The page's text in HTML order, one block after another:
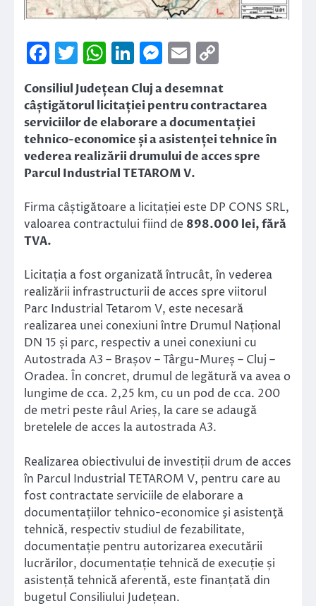
Facebook
Twitter
WhatsApp
LinkedIn
Messenger
Email
Consiliul Județean Cluj a desemnat
câștigătorul licitației pentru contractarea
serviciilor de elaborare a documentației
tehnico-economice și a asistenței tehnice în
vederea realizării drumului de acces spre
Parcul Industrial TETAROM V.
Firma câștigătoare a licitației este DP CONS SRL,
valoarea contractului fiind de 898.000 lei, fără
TVA.
Licitația a fost organizată întrucât, în vederea
realizării infrastructurii de acces spre viitorul
Parc Industrial Tetarom V, este necesară
realizarea unei conexiuni între Drumul Național
DN 15 și parc, respectiv a unei conexiuni cu
Autostrada A3 – Brașov – Târgu-Mureș – Cluj –
Oradea. În concret, drumul de legătură va avea o
lungime de cca. 2,25 km, cu un pod de cca. 200
de metri peste râul Arieș, la care se adaugă
bretelele de acces la autostrada A3.
Realizarea obiectivului de investiții drum de acces
în Parcul Industrial TETAROM V, pentru care au
fost contractate serviciile de elaborare a
documentațiilor tehnico-economice şi asistenţă
tehnică, respectiv studiul de fezabilitate,
documentație pentru autorizarea executării
lucrărilor, documentație tehnică de execuție și
asistență tehnică aferentă, este finanțată din
bugetul Consiliului Județean.